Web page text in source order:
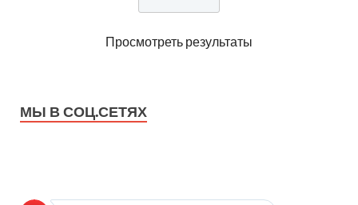
Просмотреть результаты
МЫ В СОЦ.СЕТЯХ